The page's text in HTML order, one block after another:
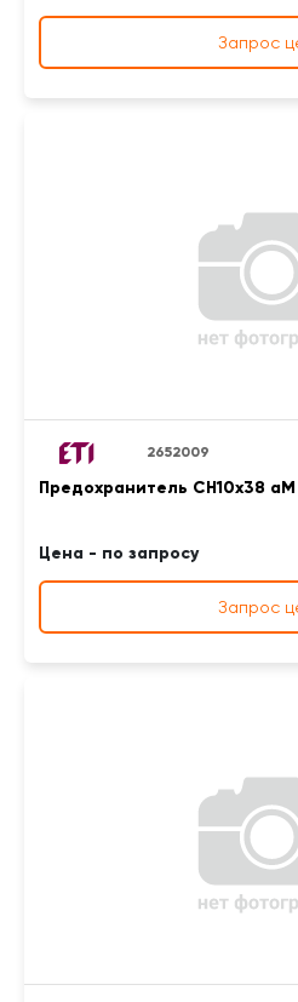
Запрос
2652009
Предохранитель CH10x38
Цена - по запросу
Запрос